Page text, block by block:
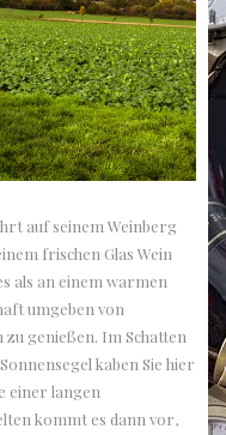
auf seinem Weinberg
frischen Glas Wein
als an einem warmen
umgeben von
zu genießen. Im Schatten
kaben Sie hier
einer langen
kommt es dann vor,